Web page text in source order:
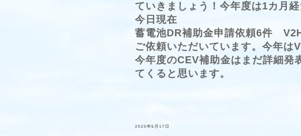
ていきましょう！今年度は1カ月
今日現在
蓄電池DR補助金申請依頼6件
ご依頼いただいています。今年は
今年度のCEV補助金はまだ詳細発
てくると思います。
投
2025年6月17日